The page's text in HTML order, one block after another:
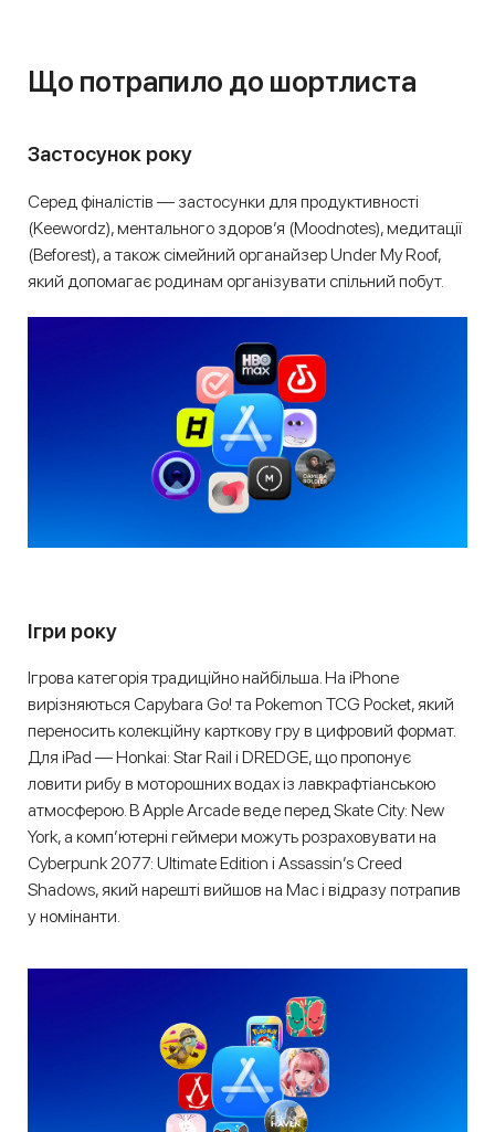
Що потрапило до шортлиста
Застосунок року
Серед фіналістів — застосунки для продуктивності
(Keewordz), ментального здоров’я (Moodnotes), медитації
(Beforest), а також сімейний органайзер Under My Roof,
який допомагає родинам організувати спільний побут.
Ігри року
Ігрова категорія традиційно найбільша. На iPhone
вирізняються Capybara Go! та Pokemon TCG Pocket, який
переносить колекційну карткову гру в цифровий формат.
Для iPad — Honkai: Star Rail і DREDGE, що пропонує
ловити рибу в моторошних водах із лавкрафтіанською
атмосферою. В Apple Arcade веде перед Skate City: New
York, а комп’ютерні геймери можуть розраховувати на
Cyberpunk 2077: Ultimate Edition і Assassin’s Creed
Shadows, який нарешті вийшов на Mac і відразу потрапив
у номінанти.